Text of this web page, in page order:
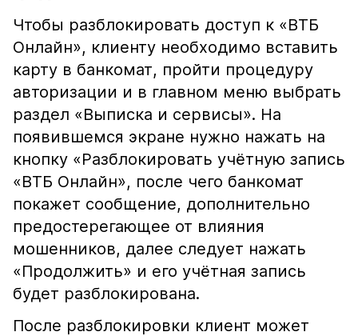
Чтобы разблокировать доступ к «ВТБ
Онлайн», клиенту необходимо вставить
карту в банкомат, пройти процедуру
авторизации и в главном меню выбрать
раздел «Выписка и сервисы». На
появившемся экране нужно нажать на
кнопку «Разблокировать учётную запись
«ВТБ Онлайн», после чего банкомат
покажет сообщение, дополнительно
предостерегающее от влияния
мошенников, далее следует нажать
«Продолжить» и его учётная запись
будет разблокирована.
После разблокировки клиент может